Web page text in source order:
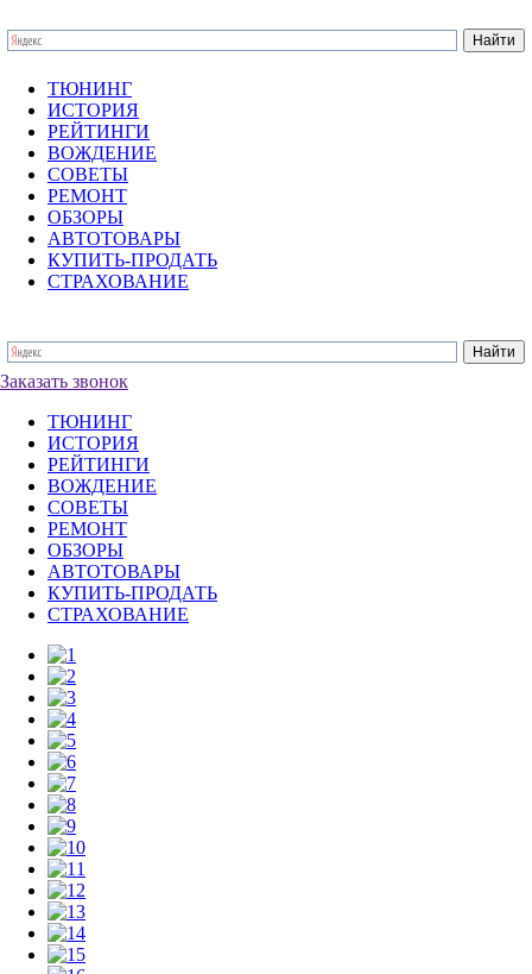
ТЮНИНГ
ИСТОРИЯ
РЕЙТИНГИ
ВОЖДЕНИЕ
СОВЕТЫ
РЕМОНТ
ОБЗОРЫ
АВТОТОВАРЫ
КУПИТЬ-ПРОДАТЬ
СТРАХОВАНИЕ
Заказать звонок
ТЮНИНГ
ИСТОРИЯ
РЕЙТИНГИ
ВОЖДЕНИЕ
СОВЕТЫ
РЕМОНТ
ОБЗОРЫ
АВТОТОВАРЫ
КУПИТЬ-ПРОДАТЬ
СТРАХОВАНИЕ